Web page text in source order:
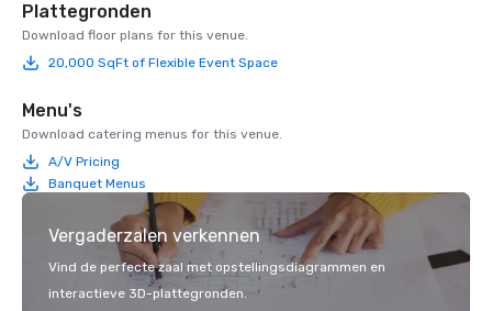
Plattegronden
Download floor plans for this venue.
20,000 SqFt of Flexible Event Space
Menu's
Download catering menus for this venue.
A/V Pricing
Banquet Menus
Vergaderzalen verkennen
Vind de perfecte zaal met opstellingsdiagrammen en
interactieve 3D-plattegronden.